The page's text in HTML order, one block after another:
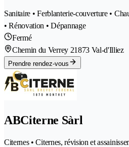
Sanitaire • Ferblanterie-couverture •
• Rénovation • Dépannage
Fermé
Chemin du Verrey 21873 Val-d'Illiez
Prendre rendez-vous
ABCiterne Sàrl
Citernes • Citernes, révision et